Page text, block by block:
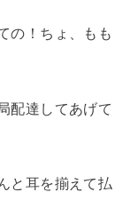
の！ちょ、もも
配達してあげて
と耳を揃えて払